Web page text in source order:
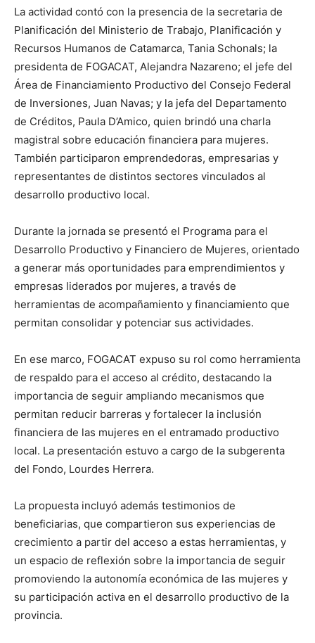
La actividad contó con la presencia de la secretaria de
Planificación del Ministerio de Trabajo, Planificación y
Recursos Humanos de Catamarca, Tania Schonals; la
presidenta de FOGACAT, Alejandra Nazareno; el jefe del
Área de Financiamiento Productivo del Consejo Federal
de Inversiones, Juan Navas; y la jefa del Departamento
de Créditos, Paula D’Amico, quien brindó una charla
magistral sobre educación financiera para mujeres.
También participaron emprendedoras, empresarias y
representantes de distintos sectores vinculados al
desarrollo productivo local.
Durante la jornada se presentó el Programa para el
Desarrollo Productivo y Financiero de Mujeres, orientado
a generar más oportunidades para emprendimientos y
empresas liderados por mujeres, a través de
herramientas de acompañamiento y financiamiento que
permitan consolidar y potenciar sus actividades.
En ese marco, FOGACAT expuso su rol como herramienta
de respaldo para el acceso al crédito, destacando la
importancia de seguir ampliando mecanismos que
permitan reducir barreras y fortalecer la inclusión
financiera de las mujeres en el entramado productivo
local. La presentación estuvo a cargo de la subgerenta
del Fondo, Lourdes Herrera.
La propuesta incluyó además testimonios de
beneficiarias, que compartieron sus experiencias de
crecimiento a partir del acceso a estas herramientas, y
un espacio de reflexión sobre la importancia de seguir
promoviendo la autonomía económica de las mujeres y
su participación activa en el desarrollo productivo de la
provincia.